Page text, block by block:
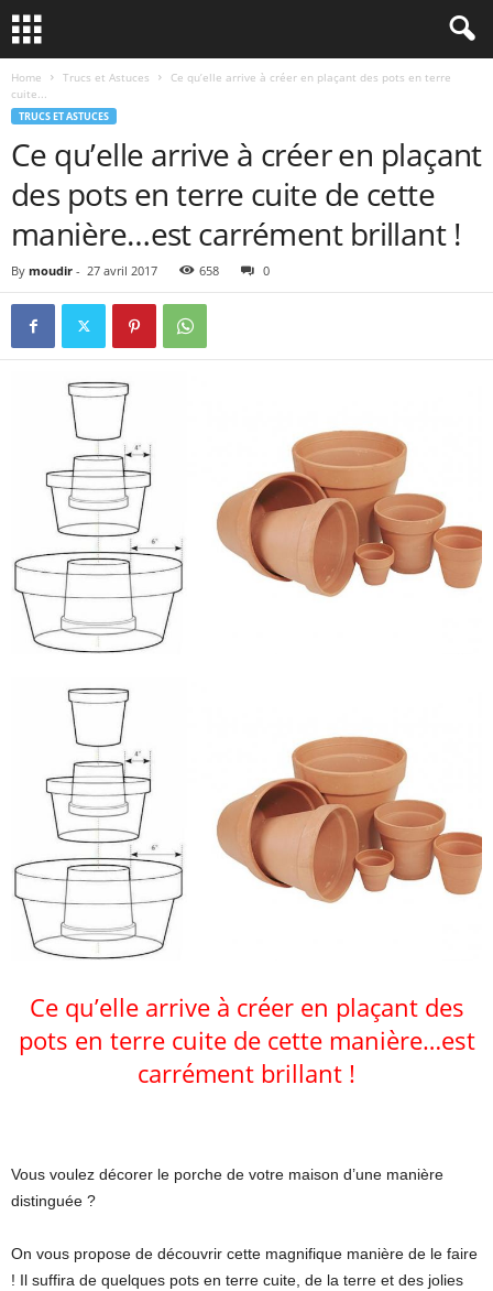
Home Trucs et Astuces
Ce qu’elle arrive à créer en plaçant des pots en terre
cuite...
TRUCS ET ASTUCES
Ce qu’elle arrive à créer en plaçant
des pots en terre cuite de cette
manière…est carrément brillant !
By moudir - 27 avril 2017 658 0
Ce qu’elle arrive à créer en plaçant des
pots en terre cuite de cette manière…est
carrément brillant !
Vous voulez décorer le porche de votre maison d’une manière
distinguée ?
On vous propose de découvrir cette magnifique manière de le faire
! Il suffira de quelques pots en terre cuite, de la terre et des jolies